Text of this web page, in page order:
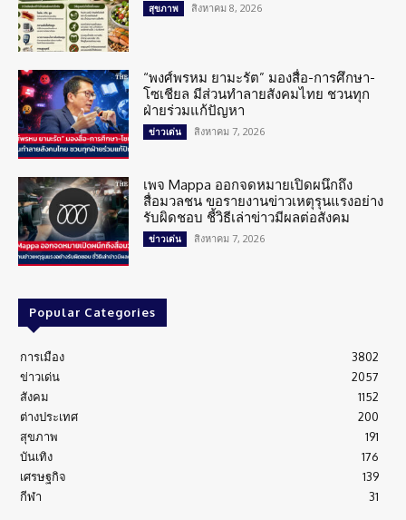
สุขภาพ สิงหาคม 8, 2026
“พงศ์พรหม ยามะรัต” มองสื่อ-การศึกษา-
โซเชียล มีส่วนทำลายสังคมไทย ชวนทุก
ฝ่ายร่วมแก้ปัญหา
ข่าวเด่น สิงหาคม 7, 2026
เพจ Mappa ออกจดหมายเปิดผนึกถึง
สื่อมวลชน ขอรายงานข่าวเหตุรุนแรงอย่าง
รับผิดชอบ ชี้วิธีเล่าข่าวมีผลต่อสังคม
ข่าวเด่น สิงหาคม 7, 2026
Popular Categories
การเมือง
3802
ข่าวเด่น
2057
สังคม
1152
ต่างประเทศ
200
สุขภาพ
191
บันเทิง
176
เศรษฐกิจ
139
กีฬา
31